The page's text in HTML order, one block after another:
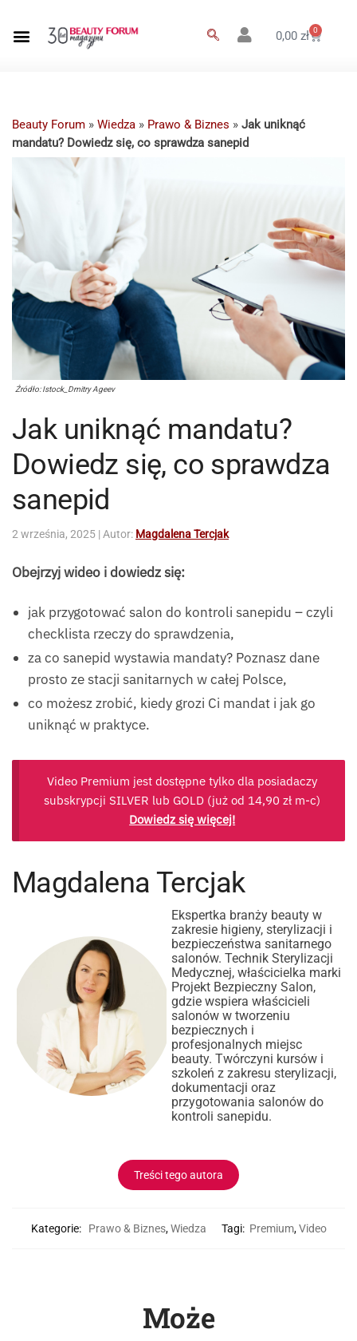
0,00zł 0
Beauty Forum » Wiedza » Prawo & Biznes » Jak uniknąć
mandatu? Dowiedz się, co sprawdza sanepid
Źródło: Istock_Dmitry Ageev
Jak uniknąć mandatu?
Dowiedz się, co sprawdza
sanepid
2 września, 2025 | Autor: Magdalena Tercjak
Obejrzyj wideo i dowiedz się:
jak przygotować salon do kontroli sanepidu – czyli
checklista rzeczy do sprawdzenia,
za co sanepid wystawia mandaty? Poznasz dane
prosto ze stacji sanitarnych w całej Polsce,
co możesz zrobić, kiedy grozi Ci mandat i jak go
uniknąć w praktyce.
Video Premium jest dostępne tylko dla posiadaczy
subskrypcji SILVER lub GOLD (już od 14,90zł m-c)
Dowiedz się więcej!
Magdalena Tercjak
Ekspertka branży beauty w
zakresie higieny, sterylizacji i
bezpieczeństwa sanitarnego
salonów. Technik Sterylizacji
Medycznej, właścicielka marki
Projekt Bezpieczny Salon,
gdzie wspiera właścicieli
salonów w tworzeniu
bezpiecznych i
profesjonalnych miejsc
beauty. Twórczyni kursów i
szkoleń z zakresu sterylizacji,
dokumentacji oraz
przygotowania salonów do
kontroli sanepidu.
Treści tego autora
Kategorie: Prawo & Biznes,Wiedza Tagi: Premium,Video
Może